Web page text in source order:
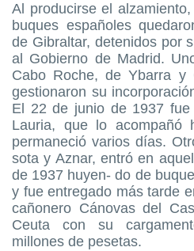
Al producirse el
buques españoles
de Gibraltar, detenidos por
al Gobierno de Madrid.
Cabo Roche, de Ybarra y
gestionaron su
El 22 de junio de 1937
Lauria, que lo acompañó
permaneció varios días.
sota y Aznar, entró en
de 1937 huyen- do de
y fue entregado más tarde
cañonero Cánovas del
Ceuta con su
millones de pesetas.